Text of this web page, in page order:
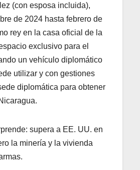
(con esposa incluida),
de 2024 hasta febrero de
rey en la casa oficial de la
exclusivo para el
un vehículo diplomático
utilizar y con gestiones
diplomática para obtener
supera a EE. UU. en
la minería y la vivienda